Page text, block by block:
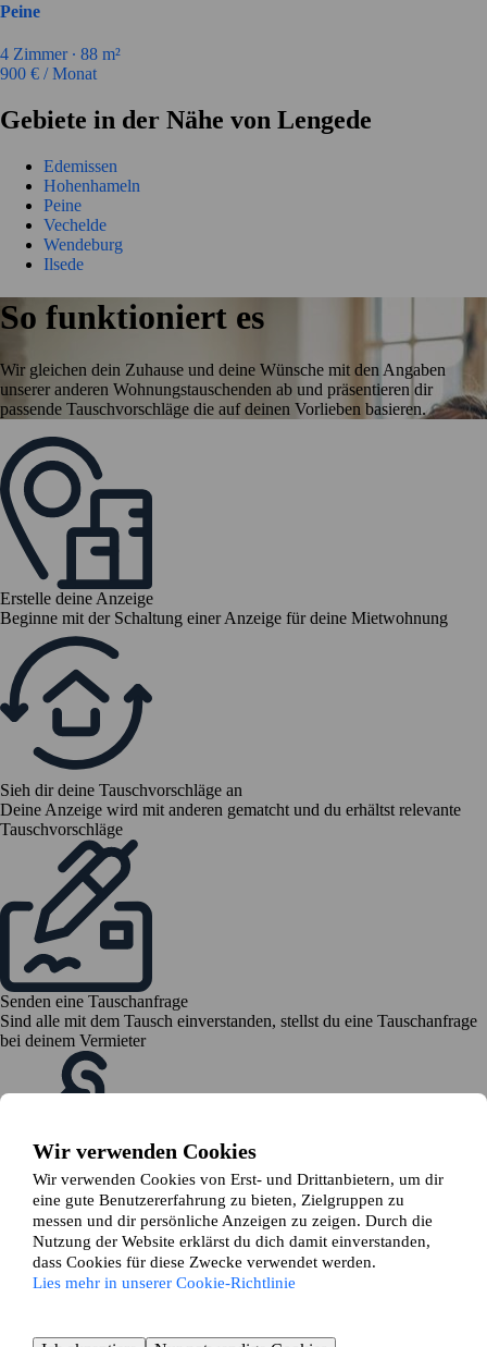
Wir verwenden Cookies
Wir verwenden Cookies von Erst- und Drittanbietern, um dir
eine gute Benutzererfahrung zu bieten, Zielgruppen zu
messen und dir persönliche Anzeigen zu zeigen. Durch die
Nutzung der Website erklärst du dich damit einverstanden,
dass Cookies für diese Zwecke verwendet werden.
Lies mehr in unserer Cookie-Richtlinie
Peine
4 Zimmer ∙ 88 m²
900 € / Monat
Gebiete in der Nähe von Lengede
Edemissen
Hohenhameln
Peine
Vechelde
Wendeburg
Ilsede
So funktioniert es
Wir gleichen dein Zuhause und deine Wünsche mit den Angaben
unserer anderen Wohnungstauschenden ab und präsentieren dir
passende Tauschvorschläge die auf deinen Vorlieben basieren.
Erstelle deine Anzeige
Beginne mit der Schaltung einer Anzeige für deine Mietwohnung
Sieh dir deine Tauschvorschläge an
Deine Anzeige wird mit anderen gematcht und du erhältst relevante
Tauschvorschläge
Senden eine Tauschanfrage
Sind alle mit dem Tausch einverstanden, stellst du eine Tauschanfrage
bei deinem Vermieter
Zeit zum Umziehen
Buche Umzugshilfe und beginne mit dem Packen
KOSTENLOS BEGINNEN
Wohnung in Lengede ganz